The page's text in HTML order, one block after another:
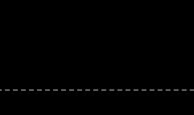
DUB